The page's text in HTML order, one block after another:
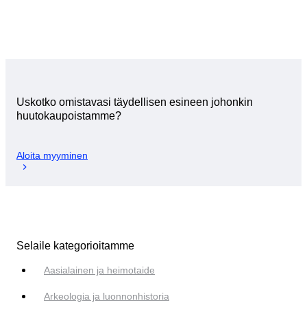
Uskotko omistavasi täydellisen esineen johonkin
huutokaupoistamme?
Aloita myyminen
Selaile kategorioitamme
Aasialainen ja heimotaide
Arkeologia ja luonnonhistoria